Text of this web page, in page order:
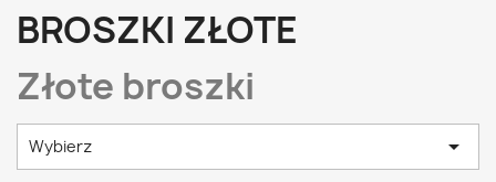
BROSZKI ZŁOTE
Złote broszki
Wybierz 